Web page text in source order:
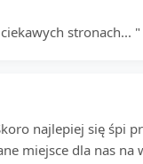
stronach...
najlepiej się śpi
miejsce dla nas na